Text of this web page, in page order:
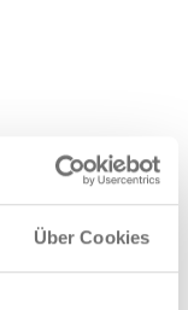
Über Cookies